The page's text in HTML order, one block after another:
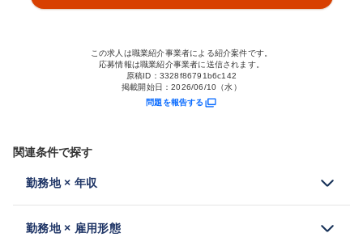
この求人は職業紹介事業者による紹介案件です。
応募情報は職業紹介事業者に送信されます。
原稿ID： 3328f86791b6c142
掲載開始日：2026/06/10（水）
問題を報告する
関連条件で探す
勤務地 × 年収
勤務地 × 雇用形態